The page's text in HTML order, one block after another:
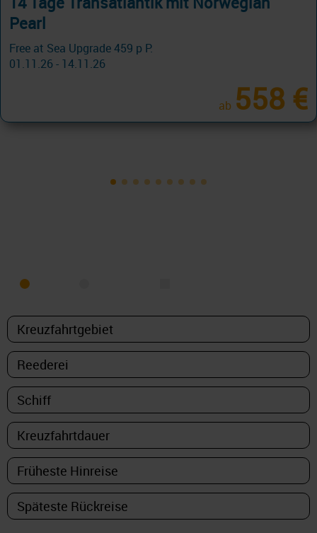
Kanaren & Madeira ab Gran Canaria 8 Tage ab/an Las
Palmas
19.10.26 - 24.03.27
ab 579 €
am 12.12.26